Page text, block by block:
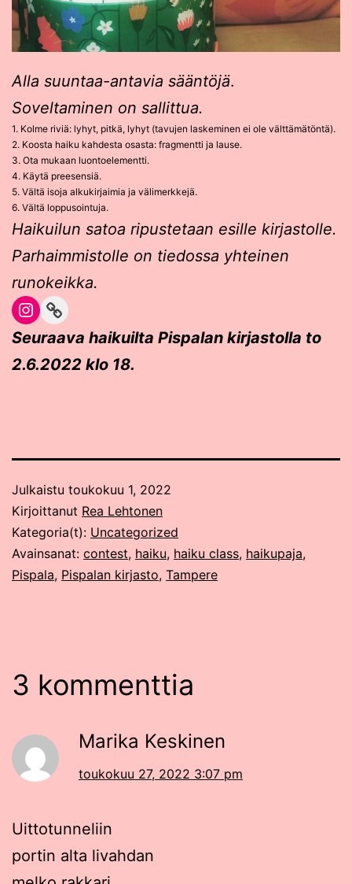
Alla suuntaa-antavia sääntöjä.
Soveltaminen on sallittua.
1. Kolme riviä: lyhyt, pitkä, lyhyt (tavujen laskeminen ei ole välttämätöntä).
2. Koosta haiku kahdesta osasta: fragmentti ja lause.
3. Ota mukaan luontoelementti.
4. Käytä preesensiä.
5. Vältä isoja alkukirjaimia ja välimerkkejä.
6. Vältä loppusointuja.
Haikuilun satoa ripustetaan esille kirjastolle.
Parhaimmistolle on tiedossa yhteinen
runokeikka.
Instagram
Link
Seuraava haikuilta Pispalan kirjastolla to
2.6.2022 klo 18.
Julkaistu toukokuu 1, 2022
Kirjoittanut Rea Lehtonen
Kategoria(t): Uncategorized
Avainsanat: contest, haiku, haiku class, haikupaja,
Pispala, Pispalan kirjasto, Tampere
3 kommenttia
Marika Keskinen
toukokuu 27, 2022 3:07 pm
Uittotunneliin
portin alta livahdan